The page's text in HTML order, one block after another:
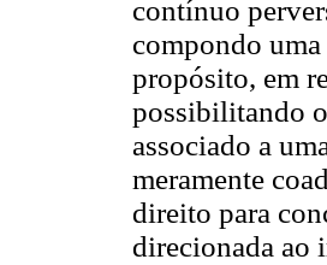
contínuo
compondo
propósito, em
possibilitando
associado a
meramente
direito para
direcionada ao